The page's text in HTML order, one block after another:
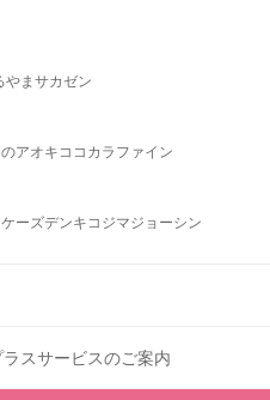
やま サカゼン
アオキココカラファイン
ケーズデンキ コジマジョーシン
スサービスのご案内